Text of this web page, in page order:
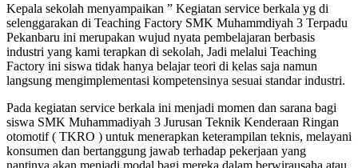
Kepala sekolah menyampaikan ” Kegiatan service berkala yg di
selenggarakan di Teaching Factory SMK Muhammdiyah 3 Terpadu
Pekanbaru ini merupakan wujud nyata pembelajaran berbasis
industri yang kami terapkan di sekolah, Jadi melalui Teaching
Factory ini siswa tidak hanya belajar teori di kelas saja namun
langsung mengimplementasi kompetensinya sesuai standar industri.
Pada kegiatan service berkala ini menjadi momen dan sarana bagi
siswa SMK Muhammadiyah 3 Jurusan Teknik Kenderaan Ringan
otomotif ( TKRO ) untuk menerapkan keterampilan teknis, melayani
konsumen dan bertanggung jawab terhadap pekerjaan yang
nantinya akan menjadi modal bagi mereka dalam berwirausaha atau